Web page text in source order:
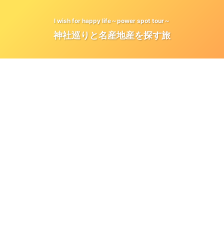
I wish for happy life～power spot tour～
神社巡りと名産地産を探す旅